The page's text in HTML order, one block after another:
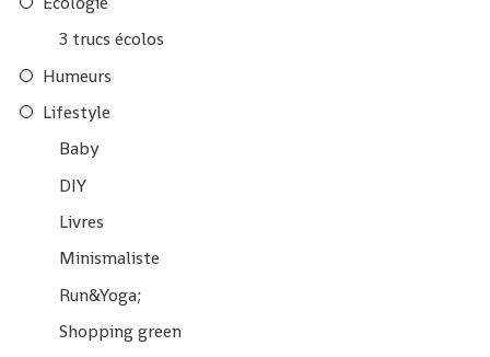
3 trucs écolos
Humeurs
Lifestyle
Baby
DIY
Livres
Minismaliste
Run&Yoga;
Shopping green